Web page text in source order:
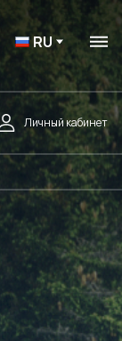
RU
Личный кабинет